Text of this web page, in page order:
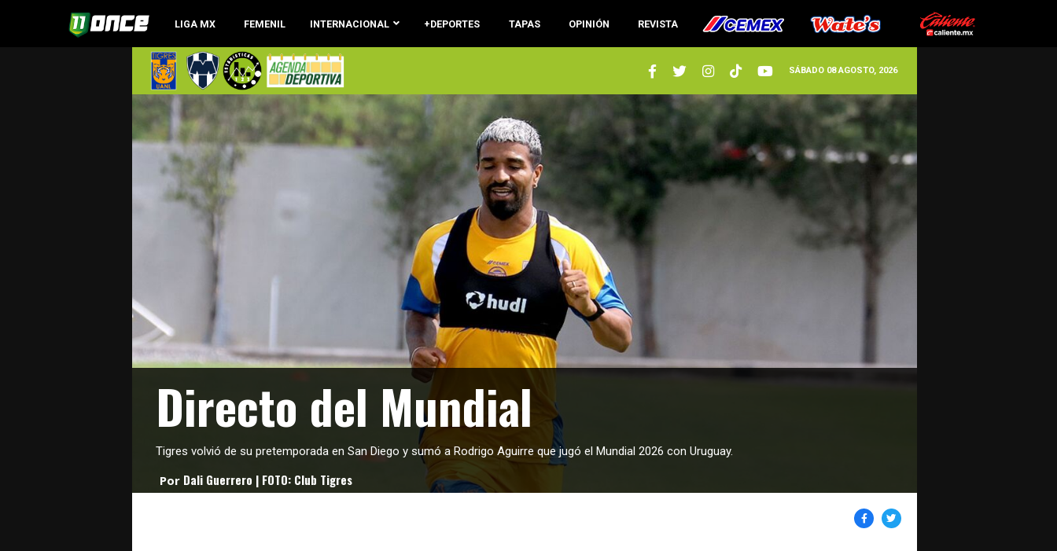
LIGA MX FEMENIL INTERNACIONAL +DEPORTES TAPAS OPINIÓN REVISTA
SÁBADO 08 AGOSTO, 2026
Directo del Mundial
Tigres volvió de su pretemporada en San Diego y sumó a Rodrigo Aguirre que jugó el Mundial 2026 con Uruguay.
Por Dali Guerrero | FOTO: Club Tigres